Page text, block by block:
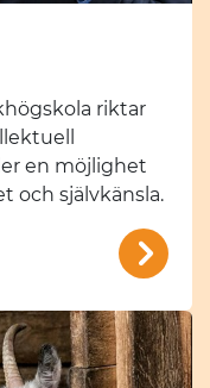
riktar
en möjlighet
och självkänsla.
/